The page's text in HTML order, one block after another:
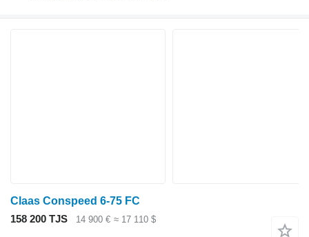
Claas Conspeed 6-75 FC
158 200 TJS
14 900 € ≈ 17 110 $